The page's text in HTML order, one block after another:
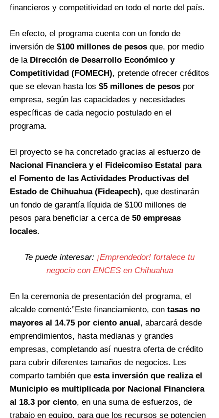
financieros y competitividad en todo el norte del país.
En efecto, el programa cuenta con un fondo de
inversión de $100 millones de pesos que, por medio
de la Dirección de Desarrollo Económico y
Competitividad (FOMECH), pretende ofrecer créditos
que se elevan hasta los $5 millones de pesos por
empresa, según las capacidades y necesidades
específicas de cada negocio postulado en el
programa.
El proyecto se ha concretado gracias al esfuerzo de
Nacional Financiera y el Fideicomiso Estatal para
el Fomento de las Actividades Productivas del
Estado de Chihuahua (Fideapech), que destinarán
un fondo de garantía líquida de $100 millones de
pesos para beneficiar a cerca de 50 empresas
locales.
Te puede interesar: ¡Emprendedor! fortalece tu
negocio con ENCES en Chihuahua
En la ceremonia de presentación del programa, el
alcalde comentó:”Este financiamiento, con tasas no
mayores al 14.75 por ciento anual , abarcará desde
emprendimientos, hasta medianas y grandes
empresas, completando así nuestra oferta de crédito
para cubrir diferentes tamaños de negocios. Les
comparto también que esta inversión que realiza el
Municipio es multiplicada por Nacional Financiera
al 18.3 por ciento, en una suma de esfuerzos, de
trabajo en equipo, para que los recursos se potencien